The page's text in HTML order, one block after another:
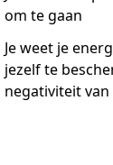
om te gaan
Je weet je
jezelf te
negativiteit